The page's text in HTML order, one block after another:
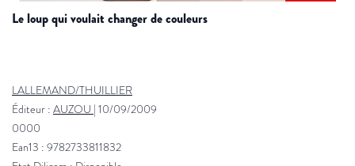
le loup qui voulait changer de couleurs
LALLEMAND/THUILLIER
Éditeur : AUZOU | 10/09/2009
0000
Ean13 : 9782733811832